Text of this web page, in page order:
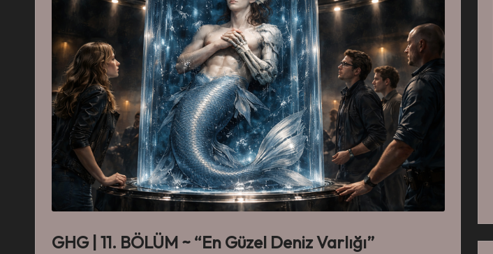
GHG | 11. BÖLÜM ~ “En Güzel Deniz Varlığı”